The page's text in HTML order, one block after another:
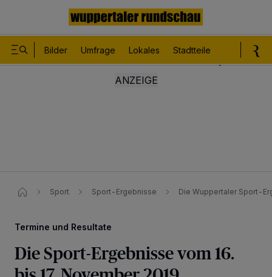
Bilder Umfrage Lokales Stadtteile
Sport Sport-Ergebnisse Die Wuppertaler Sport-
Termine und Resultate
Die Sport-Ergebnisse vom 16.